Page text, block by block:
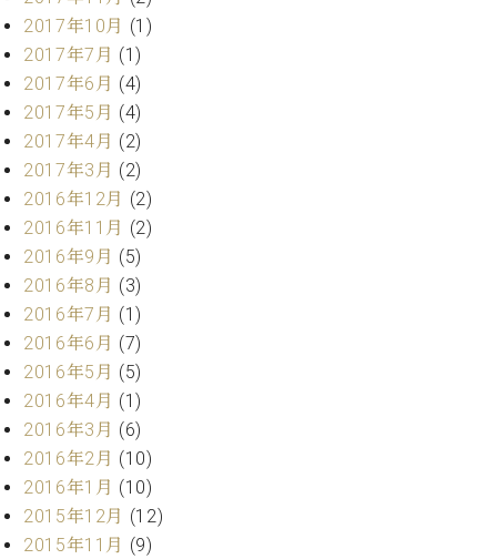
2017年10月 (1)
2017年7月 (1)
2017年6月 (4)
2017年5月 (4)
2017年4月 (2)
2017年3月 (2)
2016年12月 (2)
2016年11月 (2)
2016年9月 (5)
2016年8月 (3)
2016年7月 (1)
2016年6月 (7)
2016年5月 (5)
2016年4月 (1)
2016年3月 (6)
2016年2月 (10)
2016年1月 (10)
2015年12月 (12)
2015年11月 (9)